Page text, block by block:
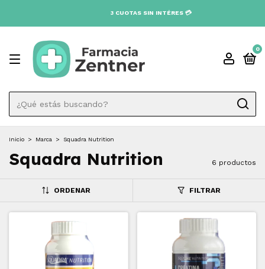
0
Inicio > Marca > Squadra Nutrition
Squadra Nutrition 6 productos
ORDENAR FILTRAR